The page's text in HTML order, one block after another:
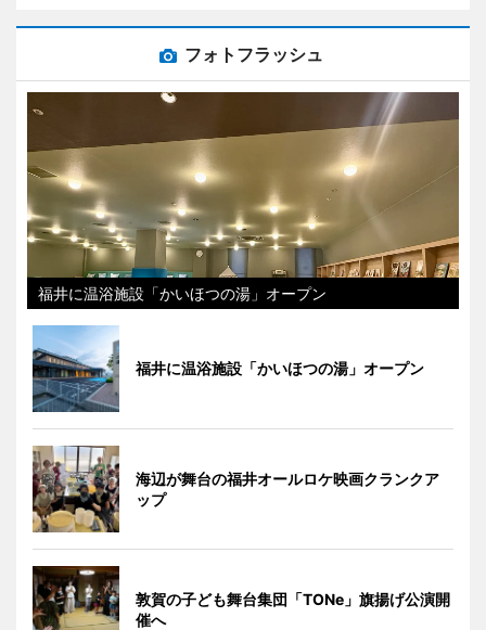
フォトフラッシュ
福井に温浴施設「かいほつの湯」オープン
福井に温浴施設「かいほつの湯」オープン
海辺が舞台の福井オールロケ映画クランクア
ップ
敦賀の子ども舞台集団「TONe」旗揚げ公演開
催へ